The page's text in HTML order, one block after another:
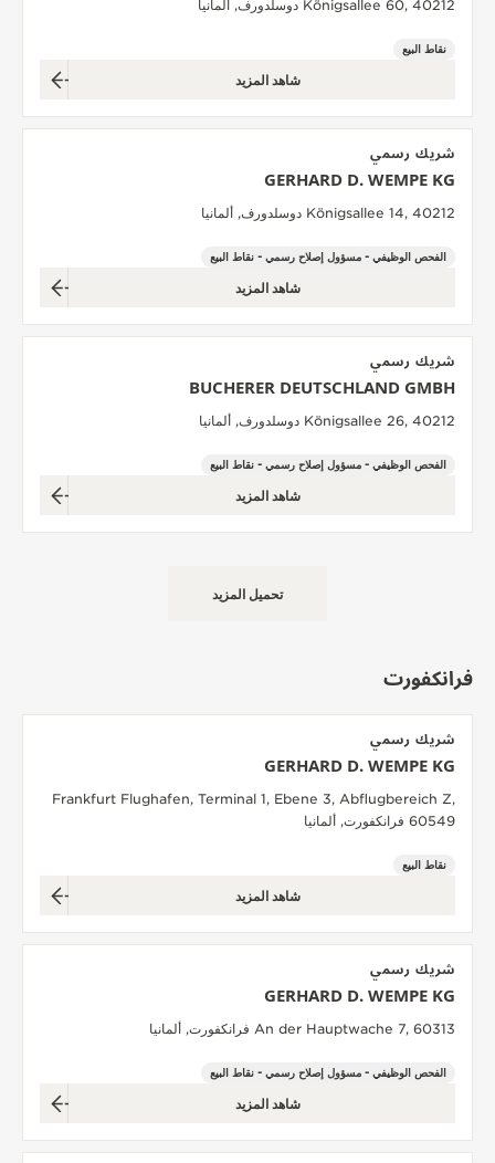
Königsallee 60, 40212 دوسلدورف, ألمانيا
نقاط البيع
شاهد المزيد
شريك رسمي
GERHARD D. WEMPE KG
Königsallee 14, 40212 دوسلدورف, ألمانيا
الفحص الوظيفي - مسؤول إصلاح رسمي - نقاط البيع
شاهد المزيد
شريك رسمي
BUCHERER DEUTSCHLAND GMBH
Königsallee 26, 40212 دوسلدورف, ألمانيا
الفحص الوظيفي - مسؤول إصلاح رسمي - نقاط البيع
شاهد المزيد
تحميل المزيد
فرانكفورت
شريك رسمي
GERHARD D. WEMPE KG
Frankfurt Flughafen, Terminal 1, Ebene 3, Abflugbereich Z,
60549 فرانكفورت, ألمانيا
نقاط البيع
شاهد المزيد
شريك رسمي
GERHARD D. WEMPE KG
An der Hauptwache 7, 60313 فرانكفورت, ألمانيا
الفحص الوظيفي - مسؤول إصلاح رسمي - نقاط البيع
شاهد المزيد